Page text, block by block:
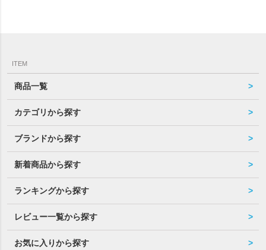
ITEM
商品一覧
カテゴリから探す
ブランドから探す
新着商品から探す
ランキングから探す
レビュー一覧から探す
お気に入りから探す